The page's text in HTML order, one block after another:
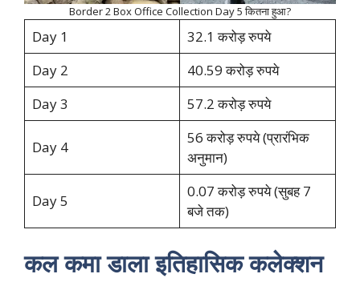
Border 2 Box Office Collection Day 5 कितना हुआ?
Day 1
32.1 करोड़ रुपये
Day 2
40.59 करोड़ रुपये
Day 3
57.2 करोड़ रुपये
Day 4
56 करोड़ रुपये (प्रारंभिक
अनुमान)
Day 5
0.07 करोड़ रुपये (सुबह 7
बजे तक)
कल कमा डाला इतिहासिक कलेक्शन